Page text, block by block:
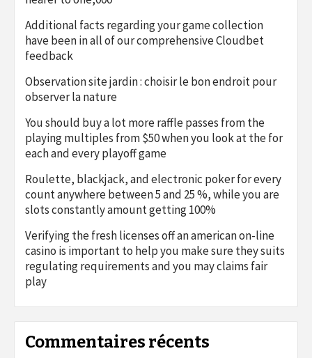
Additional facts regarding your game collection
have been in all of our comprehensive Cloudbet
feedback
Observation site jardin : choisir le bon endroit pour
observer la nature
You should buy a lot more raffle passes from the
playing multiples from $50 when you look at the for
each and every playoff game
Roulette, blackjack, and electronic poker for every
count anywhere between 5 and 25 %, while you are
slots constantly amount getting 100%
Verifying the fresh licenses off an american on-line
casino is important to help you make sure they suits
regulating requirements and you may claims fair
play
Commentaires récents